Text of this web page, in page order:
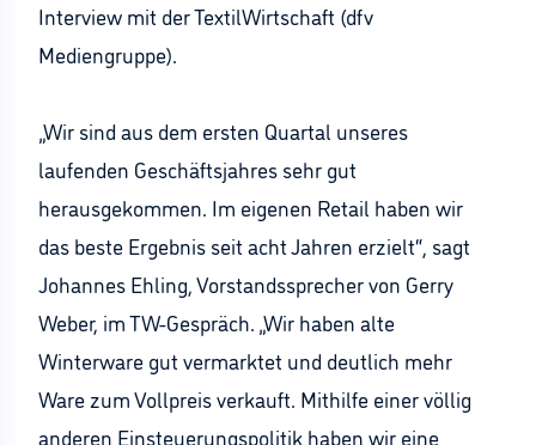
Interview mit der TextilWirtschaft (dfv
Mediengruppe).
„Wir sind aus dem ersten Quartal unseres
laufenden Geschäftsjahres sehr gut
herausgekommen. Im eigenen Retail haben wir
das beste Ergebnis seit acht Jahren erzielt“, sagt
Johannes Ehling, Vorstandssprecher von Gerry
Weber, im TW-Gespräch. „Wir haben alte
Winterware gut vermarktet und deutlich mehr
Ware zum Vollpreis verkauft. Mithilfe einer völlig
anderen Einsteuerungspolitik haben wir eine